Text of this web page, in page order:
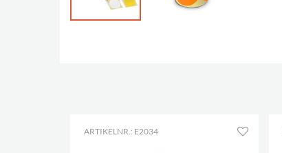
ARTIKELNR.: E2034